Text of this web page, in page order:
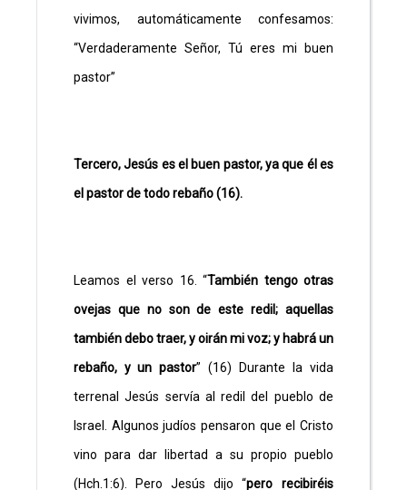
vivimos, automáticamente confesamos:
“Verdaderamente Señor, Tú eres mi buen
pastor”
Tercero, Jesús es el buen pastor, ya que él es
el pastor de todo rebaño (16).
Leamos el verso 16. “También tengo otras
ovejas que no son de este redil; aquellas
también debo traer, y oirán mi voz; y habrá un
rebaño, y un pastor” (16) Durante la vida
terrenal Jesús servía al redil del pueblo de
Israel. Algunos judíos pensaron que el Cristo
vino para dar libertad a su propio pueblo
(Hch.1:6). Pero Jesús dijo “pero recibiréis